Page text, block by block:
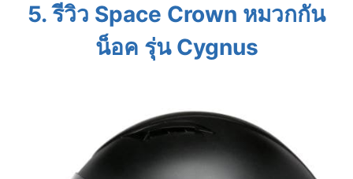
5. รีวิว Space Crown หมวกกัน
น็อค รุ่น Cygnus